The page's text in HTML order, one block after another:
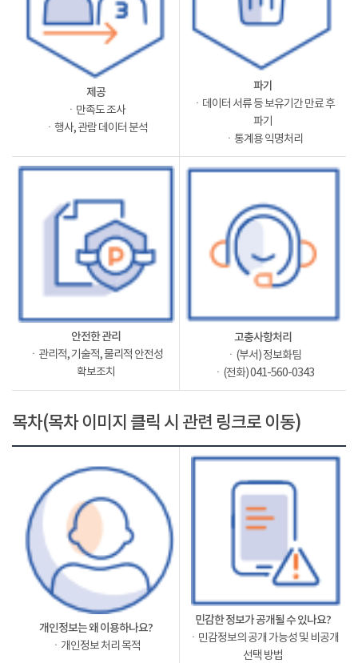
제공
ㆍ만족도 조사
ㆍ행사, 관람 데이터 분석
파기
ㆍ데이터 서류 등 보유기간 만료 후
파기
ㆍ통계용 익명처리
안전한 관리
ㆍ관리적, 기술적, 물리적 안전성
확보조치
고충사항처리
ㆍ(부서) 정보화팀
ㆍ(전화) 041-560-0343
목차(목차 이미지 클릭 시 관련 링크로 이동)
개인정보는 왜 이용하나요?
ㆍ개인정보 처리 목적
민감한 정보가 공개될 수 있나요?
ㆍ민감정보의 공개 가능성 및 비공개
선택 방법